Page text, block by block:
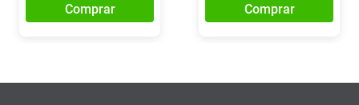
Comprar Comprar